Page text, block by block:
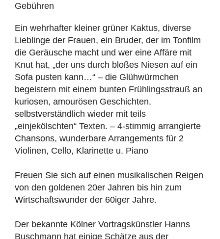
Gebühren
Ein wehrhafter kleiner grüner Kaktus, diverse
Lieblinge der Frauen, ein Bruder, der im Tonfilm
die Geräusche macht und wer eine Affäre mit
Knut hat, „der uns durch bloßes Niesen auf ein
Sofa pusten kann…“ – die Glühwürmchen
begeistern mit einem bunten Frühlingsstrauß an
kuriosen, amourösen Geschichten,
selbstverständlich wieder mit teils
„einjekölschten“ Texten. – 4-stimmig arrangierte
Chansons, wunderbare Arrangements für 2
Violinen, Cello, Klarinette u. Piano
Freuen Sie sich auf einen musikalischen Reigen
von den goldenen 20er Jahren bis hin zum
Wirtschaftswunder der 60iger Jahre.
Der bekannte Kölner Vortragskünstler Hanns
Buschmann hat einige Schätze aus der